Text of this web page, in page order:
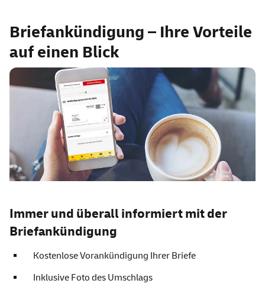
Briefankündigung – Ihre Vorteile
auf einen Blick
Immer und überall informiert mit der
Briefankündigung
Kostenlose Vorankündigung Ihrer Briefe
Inklusive Foto des Umschlags